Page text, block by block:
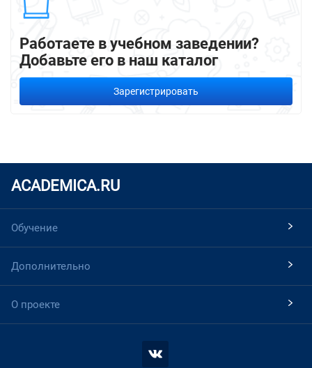
Работаете в учебном заведении?
Добавьте его в наш каталог
Зарегистрировать
ACADEMICA.RU
Обучение
Дополнительно
О проекте